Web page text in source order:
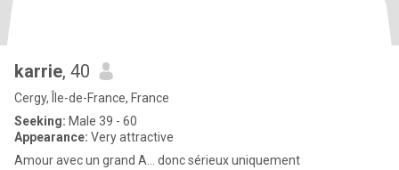
karrie, 40
Cergy, Île-de-France, France
Seeking: Male 39 - 60
Appearance: Very attractive
Amour avec un grand A… donc sérieux uniquement